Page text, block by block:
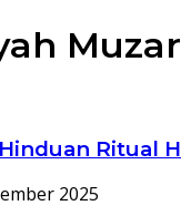
Ritual
2025